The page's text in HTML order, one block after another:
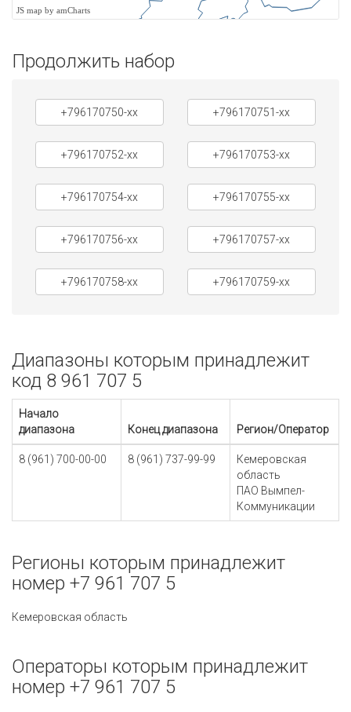
JS map by amCharts
Продолжить набор
+796170750-xx +796170751-xx
+796170752-xx +796170753-xx
+796170754-xx +796170755-xx
+796170756-xx +796170757-xx
+796170758-xx +796170759-xx
Диапазоны которым принадлежит
код 8 961 707 5
Начало
диапазона
Конец диапазона Регион/Оператор
8 (961) 700-00-00 8 (961) 737-99-99
Кемеровская
область
ПАО Вымпел-
Коммуникации
Регионы которым принадлежит
номер +7 961 707 5
Кемеровская область
Операторы которым принадлежит
номер +7 961 707 5